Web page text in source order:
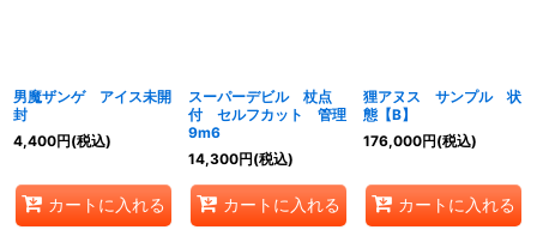
男魔ザンゲ アイス未開
封
4,400円(税込)
カートに入れる
スーパーデビル 杖点
付 セルフカット 管理
9m6
14,300円(税込)
カートに入れる
狸アヌス サンプル 状
態【B】
176,000円(税込)
カートに入れる